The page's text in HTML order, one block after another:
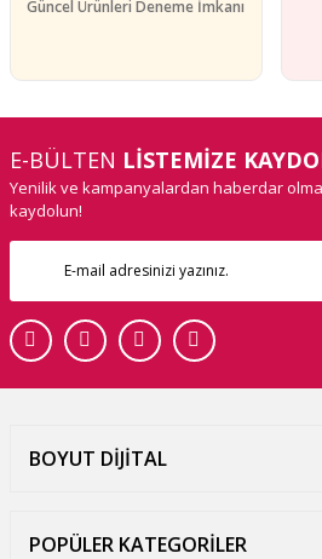
Güncel Ürünleri Deneme İmkanı
E-BÜLTEN LİSTEMİZE
Yenilik ve kampanyalardan haberdar
kaydolun!
BOYUT DİJİTAL
POPÜLER KATEGORİLER